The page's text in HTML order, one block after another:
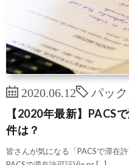
2020.06.12 パック
【2020年最新】PACS
件は？
皆さんが気になる「PACSで滞在